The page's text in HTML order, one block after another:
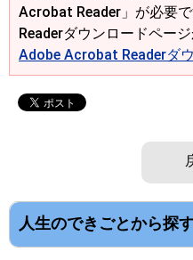
Acrobat Reader」が必要
Readerダウンロードペー
Adobe Acrobat Readerダ
人生のできごとから探